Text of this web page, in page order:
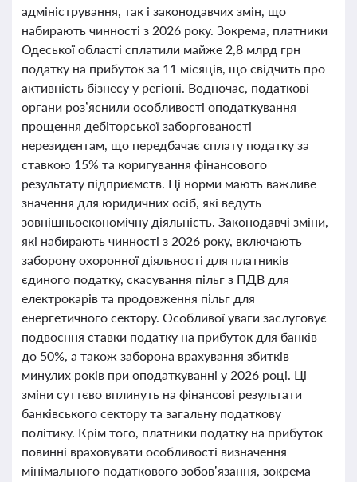
адміністрування, так і законодавчих змін, що
набирають чинності з 2026 року. Зокрема, платники
Одеської області сплатили майже 2,8 млрд грн
податку на прибуток за 11 місяців, що свідчить про
активність бізнесу у регіоні. Водночас, податкові
органи роз’яснили особливості оподаткування
прощення дебіторської заборгованості
нерезидентам, що передбачає сплату податку за
ставкою 15% та коригування фінансового
результату підприємств. Ці норми мають важливе
значення для юридичних осіб, які ведуть
зовнішньоекономічну діяльність. Законодавчі зміни,
які набирають чинності з 2026 року, включають
заборону охоронної діяльності для платників
єдиного податку, скасування пільг з ПДВ для
електрокарів та продовження пільг для
енергетичного сектору. Особливої уваги заслуговує
подвоєння ставки податку на прибуток для банків
до 50%, а також заборона врахування збитків
минулих років при оподаткуванні у 2026 році. Ці
зміни суттєво вплинуть на фінансові результати
банківського сектору та загальну податкову
політику. Крім того, платники податку на прибуток
повинні враховувати особливості визначення
мінімального податкового зобов’язання, зокрема